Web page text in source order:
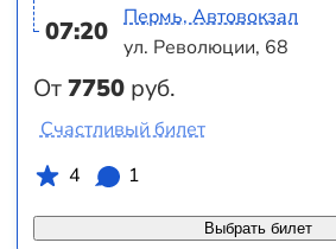
07:20
От7750 руб.
Пермь, Автовокзал
ул. Революции, 68
Выбрать билет
Счастливый билет
4
1